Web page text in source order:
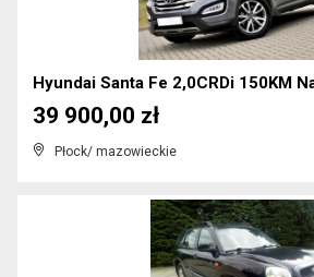
Hyundai Santa Fe 2,0CRDi 150KM
Płock/ mazowieckie
39 900,00 zł